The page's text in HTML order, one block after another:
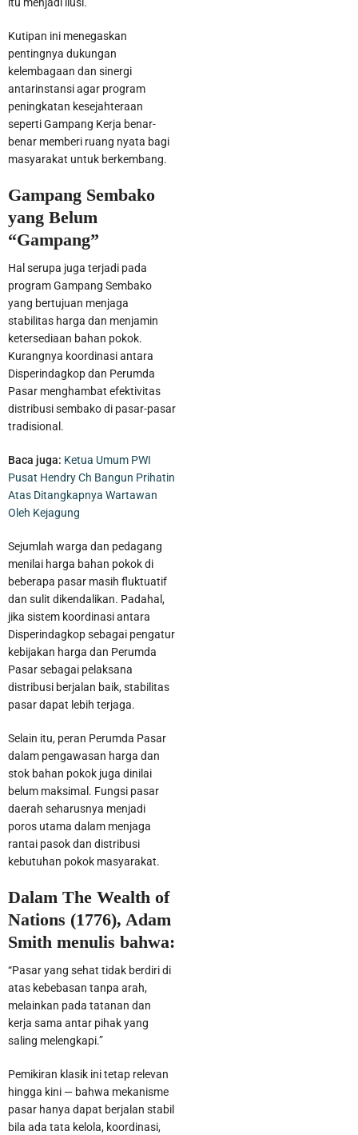
Kutipan ini menegaskan
pentingnya dukungan
kelembagaan dan sinergi
antarinstansi agar program
peningkatan kesejahteraan
seperti Gampang Kerja benar-
benar memberi ruang nyata bagi
masyarakat untuk berkembang.
Gampang Sembako
yang Belum
“Gampang”
Hal serupa juga terjadi pada
program Gampang Sembako
yang bertujuan menjaga
stabilitas harga dan menjamin
ketersediaan bahan pokok.
Kurangnya koordinasi antara
Disperindagkop dan Perumda
Pasar menghambat efektivitas
distribusi sembako di pasar-pasar
tradisional.
Baca juga: Ketua Umum PWI
Pusat Hendry Ch Bangun Prihatin
Atas Ditangkapnya Wartawan
Oleh Kejagung
Sejumlah warga dan pedagang
menilai harga bahan pokok di
beberapa pasar masih fluktuatif
dan sulit dikendalikan. Padahal,
jika sistem koordinasi antara
Disperindagkop sebagai pengatur
kebijakan harga dan Perumda
Pasar sebagai pelaksana
distribusi berjalan baik, stabilitas
pasar dapat lebih terjaga.
Selain itu, peran Perumda Pasar
dalam pengawasan harga dan
stok bahan pokok juga dinilai
belum maksimal. Fungsi pasar
daerah seharusnya menjadi
poros utama dalam menjaga
rantai pasok dan distribusi
kebutuhan pokok masyarakat.
Dalam The Wealth of
Nations (1776), Adam
Smith menulis bahwa:
“Pasar yang sehat tidak berdiri di
atas kebebasan tanpa arah,
melainkan pada tatanan dan
kerja sama antar pihak yang
saling melengkapi.”
Pemikiran klasik ini tetap relevan
hingga kini — bahwa mekanisme
pasar hanya dapat berjalan stabil
bila ada tata kelola, koordinasi,